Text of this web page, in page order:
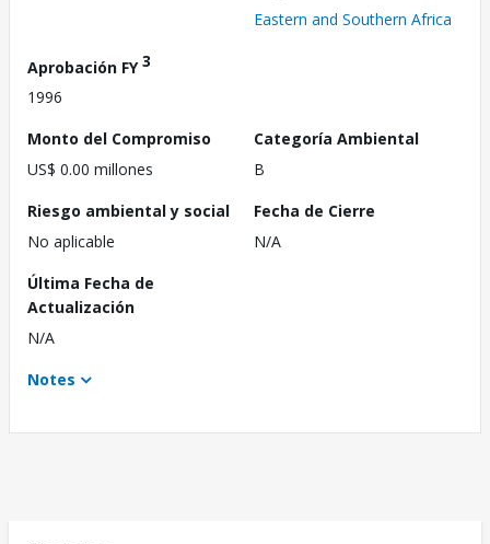
Eastern and Southern Africa
Aprobación FY3
1996
Monto del Compromiso
US$ 0.00 millones
Categoría Ambiental
B
Riesgo ambiental y social
No aplicable
Fecha de Cierre
N/A
Última Fecha de
Actualización
N/A
Notes